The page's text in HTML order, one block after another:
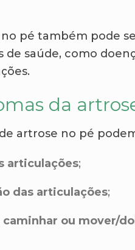
pé também pode
saúde, como
da
artrose no pé
articulações;
das articulações;
ou mover/